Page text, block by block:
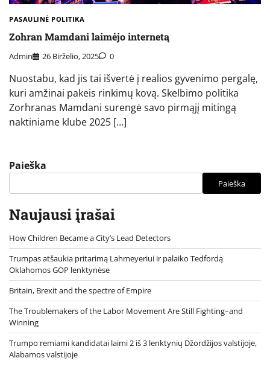
PASAULINĖ POLITIKA
Zohran Mamdani laimėjo internetą
Admin 26 Birželio, 2025 0
Nuostabu, kad jis tai išvertė į realios gyvenimo pergalę,
kuri amžinai pakeis rinkimų kovą. Skelbimo politika
Zorhranas Mamdani surengė savo pirmąjį mitingą
naktiniame klube 2025 […]
Paieška
Paieška
Naujausi įrašai
How Children Became a City’s Lead Detectors
Trumpas atšaukia pritarimą Lahmeyeriui ir palaiko Tedfordą
Oklahomos GOP lenktynėse
Britain, Brexit and the spectre of Empire
The Troublemakers of the Labor Movement Are Still Fighting–and
Winning
Trumpo remiami kandidatai laimi 2 iš 3 lenktynių Džordžijos valstijoje,
Alabamos valstijoje